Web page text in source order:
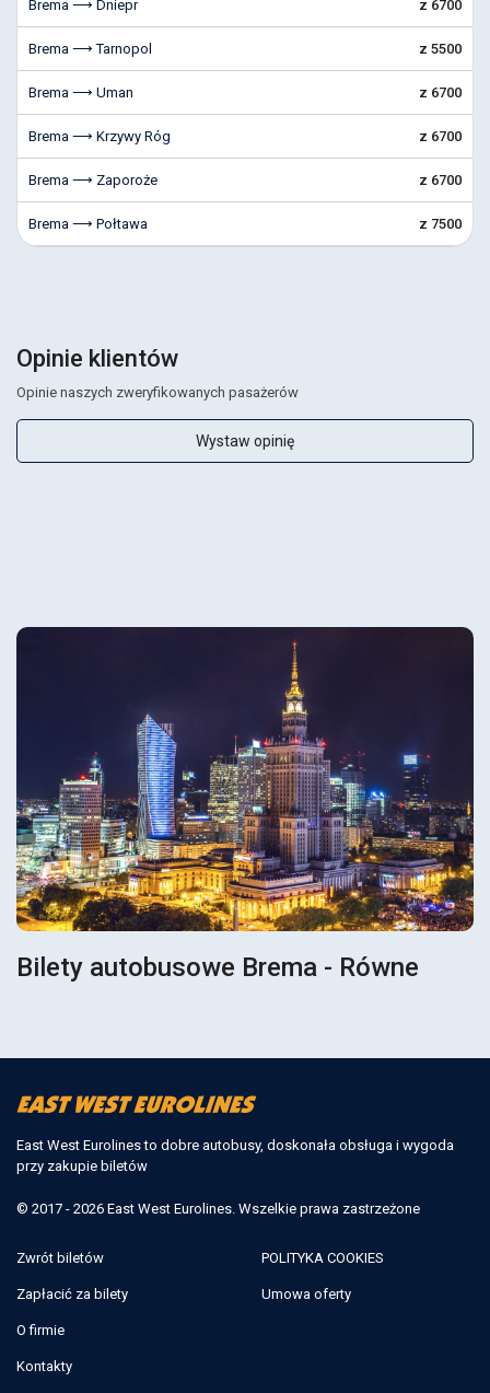
Brema ⟶ Dniepr z 6700
Brema ⟶ Tarnopol z 5500
Brema ⟶ Uman z 6700
Brema ⟶ Krzywy Róg z 6700
Brema ⟶ Zaporoże z 6700
Brema ⟶ Połtawa z 7500
Opinie klientów
Opinie naszych zweryfikowanych pasażerów
Wystaw opinię
Bilety autobusowe Brema - Równe
East West Eurolines to dobre autobusy, doskonała obsługa i wygoda
przy zakupie biletów
© 2017 - 2026 East West Eurolines. Wszelkie prawa zastrzeżone
Zwrót biletów
Zapłacić za bilety
O firmie
Kontakty
POLITYKA COOKIES
Umowa oferty